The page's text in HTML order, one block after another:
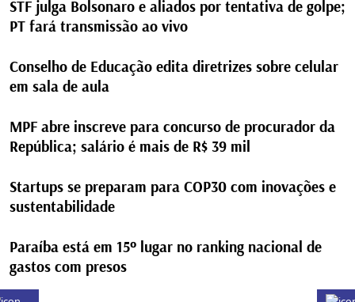
STF julga Bolsonaro e aliados por tentativa de golpe;
PT fará transmissão ao vivo
Conselho de Educação edita diretrizes sobre celular
em sala de aula
MPF abre inscreve para concurso de procurador da
República; salário é mais de R$ 39 mil
Startups se preparam para COP30 com inovações e
sustentabilidade
Paraíba está em 15º lugar no ranking nacional de
gastos com presos